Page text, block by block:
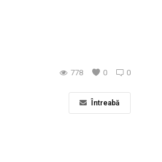
0
0
778
Întreabă